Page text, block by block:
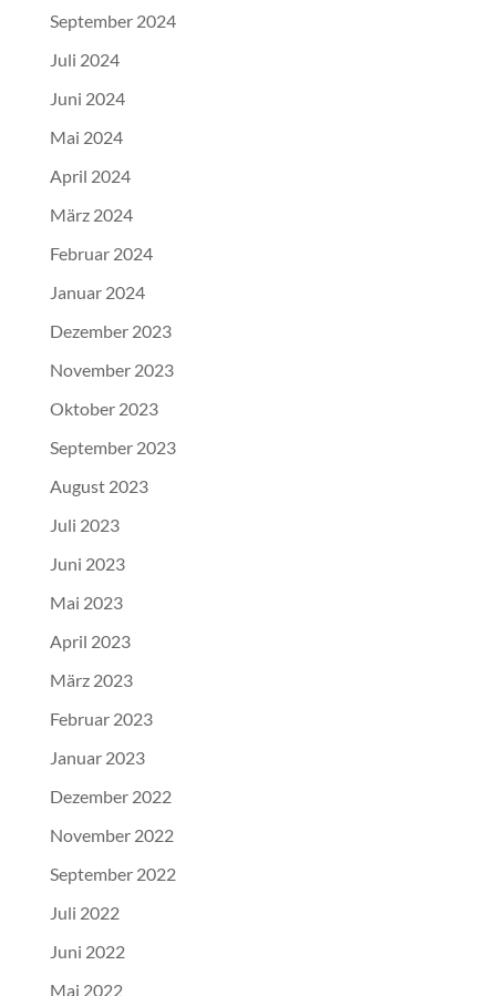
September 2024
Juli 2024
Juni 2024
Mai 2024
April 2024
März 2024
Februar 2024
Januar 2024
Dezember 2023
November 2023
Oktober 2023
September 2023
August 2023
Juli 2023
Juni 2023
Mai 2023
April 2023
März 2023
Februar 2023
Januar 2023
Dezember 2022
November 2022
September 2022
Juli 2022
Juni 2022
Mai 2022